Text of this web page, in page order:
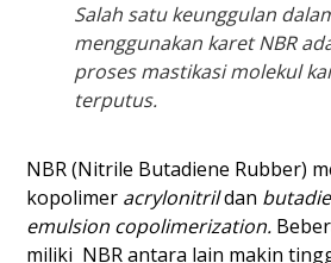
Salah satu keunggulan
menggunakan karet NBR
proses mastikasi molekul
terputus.
NBR (Nitrile Butadiene Rubber)
kopolimer acrylonitrildan
emulsion copolimerization.
miliki NBR antara lain makin